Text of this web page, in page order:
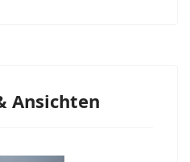
Ansichten